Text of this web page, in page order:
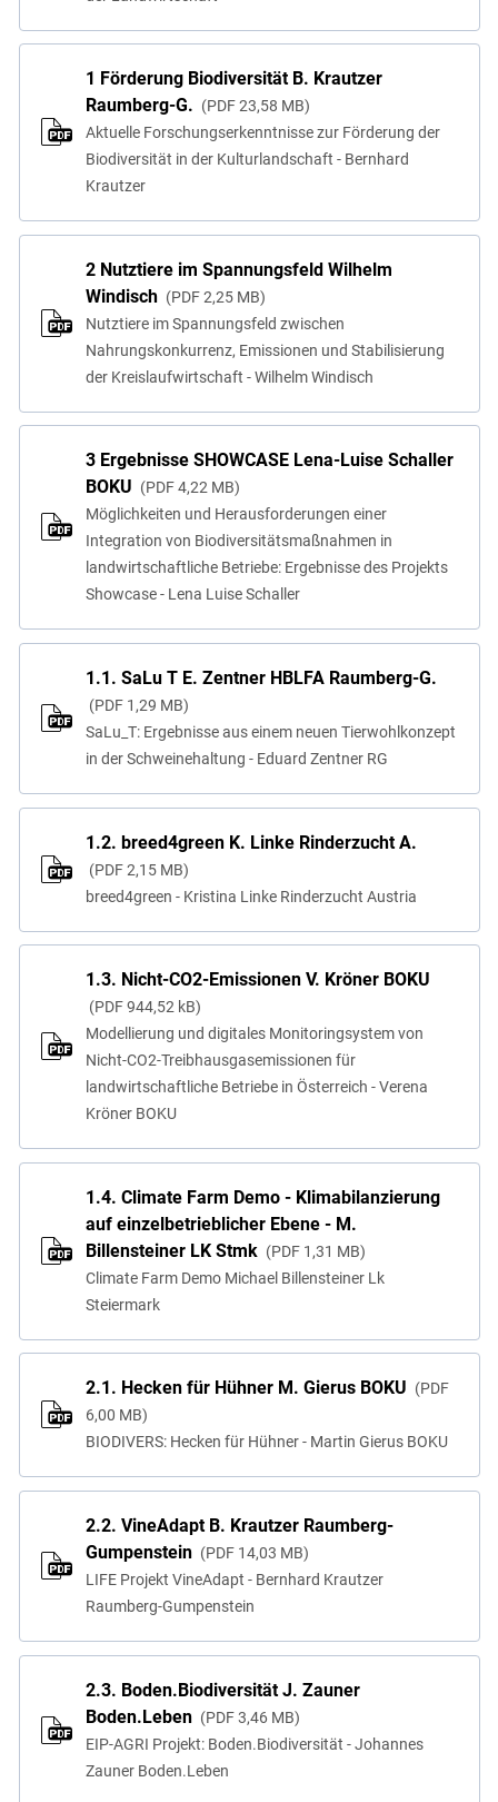
1 Förderung Biodiversität B. Krautzer
Raumberg-G.
PDF 23,58 MB
Aktuelle Forschungserkenntnisse zur Förderung der
Biodiversität in der Kulturlandschaft - Bernhard
Krautzer
2 Nutztiere im Spannungsfeld Wilhelm
Windisch
PDF 2,25 MB
Nutztiere im Spannungsfeld zwischen
Nahrungskonkurrenz, Emissionen und Stabilisierung
der Kreislaufwirtschaft - Wilhelm Windisch
3 Ergebnisse SHOWCASE Lena-Luise Schaller
BOKU
PDF 4,22 MB
Möglichkeiten und Herausforderungen einer
Integration von Biodiversitätsmaßnahmen in
landwirtschaftliche Betriebe: Ergebnisse des Projekts
Showcase - Lena Luise Schaller
1.1. SaLu T E. Zentner HBLFA Raumberg-G.
PDF 1,29 MB
SaLu_T: Ergebnisse aus einem neuen Tierwohlkonzept
in der Schweinehaltung - Eduard Zentner RG
1.2. breed4green K. Linke Rinderzucht A.
PDF 2,15 MB
breed4green - Kristina Linke Rinderzucht Austria
1.3. Nicht-CO2-Emissionen V. Kröner BOKU
PDF 944,52 kB
Modellierung und digitales Monitoringsystem von
Nicht-CO2-Treibhausgasemissionen für
landwirtschaftliche Betriebe in Österreich - Verena
Kröner BOKU
1.4. Climate Farm Demo - Klimabilanzierung
auf einzelbetrieblicher Ebene - M.
Billensteiner LK Stmk
PDF 1,31 MB
Climate Farm Demo Michael Billensteiner Lk
Steiermark
2.1. Hecken für Hühner M. Gierus BOKU
PDF
6,00 MB
BIODIVERS: Hecken für Hühner - Martin Gierus BOKU
2.2. VineAdapt B. Krautzer Raumberg-
Gumpenstein
PDF 14,03 MB
LIFE Projekt VineAdapt - Bernhard Krautzer
Raumberg-Gumpenstein
2.3. Boden.Biodiversität J. Zauner
Boden.Leben
PDF 3,46 MB
EIP-AGRI Projekt: Boden.Biodiversität - Johannes
Zauner Boden.Leben